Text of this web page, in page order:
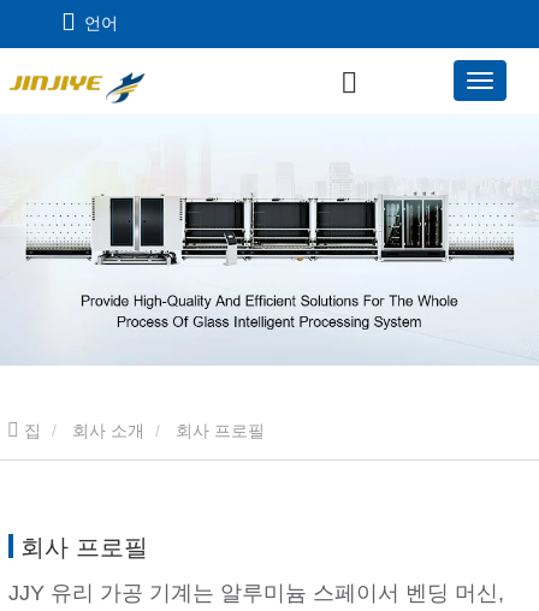
언어
집 회사 소개 회사 프로필
회사 프로필
JJY 유리 가공 기계는 알루미늄 스페이서 벤딩 머신,